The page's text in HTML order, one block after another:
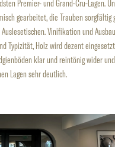
Premier- und Grand-Cru-Lagen.
gearbeitet, die Trauben sorgfältig
Vinifikation und
Typizität, Holz wird dezent
klar und reintönig wider
Lagen sehr deutlich.